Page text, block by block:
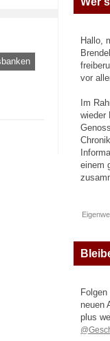
Hallo,
vor
Im
wieder
einem
neuen
plus